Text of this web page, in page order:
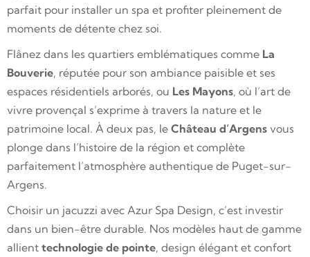
parfait pour installer un spa et profiter pleinement de
moments de détente chez soi.
Flânez dans les quartiers emblématiques comme La
Bouverie, réputée pour son ambiance paisible et ses
espaces résidentiels arborés, ou Les Mayons, où l’art de
vivre provençal s’exprime à travers la nature et le
patrimoine local. À deux pas, le Château d’Argens vous
plonge dans l’histoire de la région et complète
parfaitement l’atmosphère authentique de Puget-sur-
Argens.
Choisir un jacuzzi avec Azur Spa Design, c’est investir
dans un bien-être durable. Nos modèles haut de gamme
allient technologie de pointe, design élégant et confort